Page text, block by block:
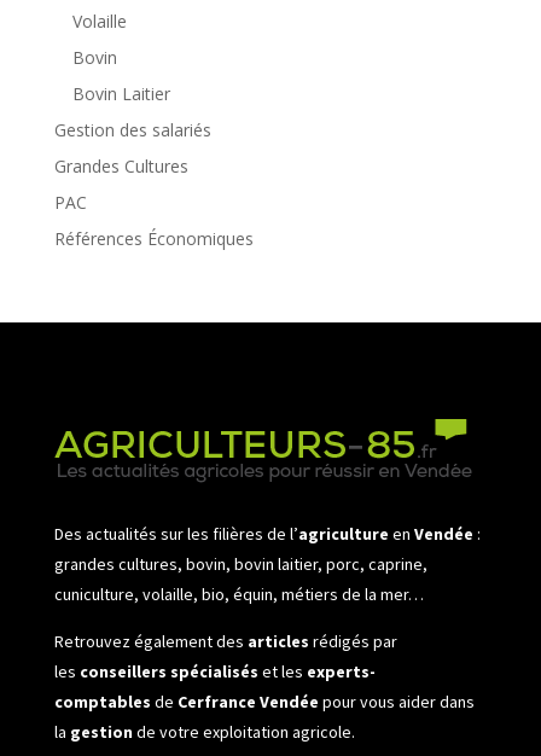
Volaille
Bovin
Bovin Laitier
Gestion des salariés
Grandes Cultures
PAC
Références Économiques
Des actualités sur les filières de l’agriculture en Vendée :
grandes cultures, bovin, bovin laitier, porc, caprine,
cuniculture, volaille, bio, équin, métiers de la mer…
Retrouvez également des articles rédigés par
les conseillers spécialisés et les experts-
comptables de Cerfrance Vendée pour vous aider dans
la gestionde votre exploitation agricole.